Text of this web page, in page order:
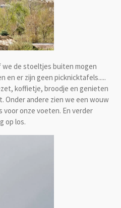
de stoeltjes buiten mogen
en er zijn geen picknicktafels.....
koffietje, broodje en genieten
Onder andere zien we een wouw
voor onze voeten. En verder
op los.